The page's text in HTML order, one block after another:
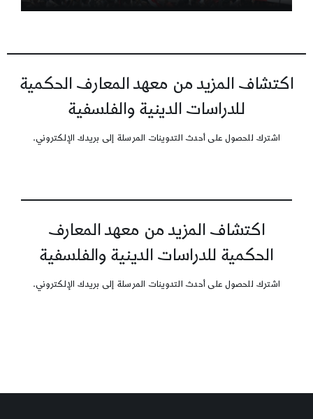
اكتشاف المزيد من معهد المعارف الحكمية
للدراسات الدينية والفلسفية
اشترك للحصول على أحدث التدوينات المرسلة إلى بريدك الإلكتروني.
اكتشاف المزيد من معهد المعارف
الحكمية للدراسات الدينية والفلسفية
اشترك للحصول على أحدث التدوينات المرسلة إلى بريدك الإلكتروني.